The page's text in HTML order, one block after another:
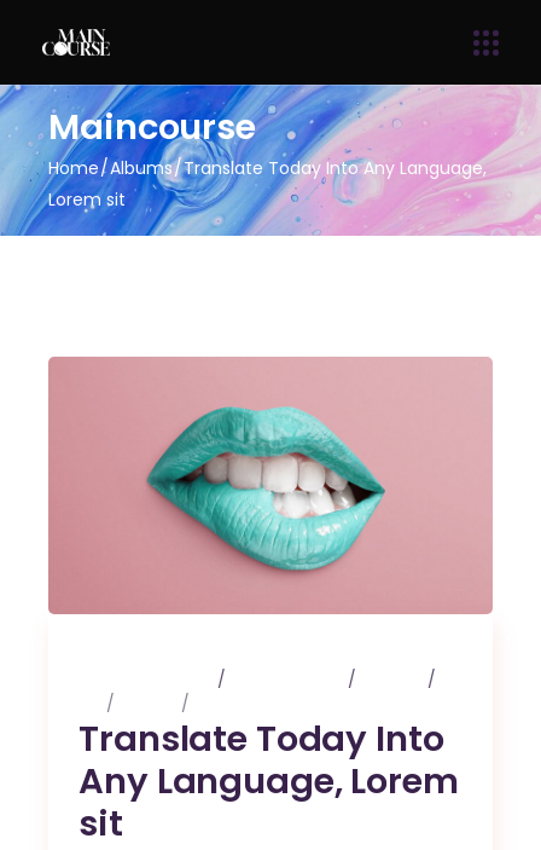
Maincourse
Home Albums Translate Today Into Any Language,
Lorem sit
Translate Today Into
Any Language, Lorem
sit